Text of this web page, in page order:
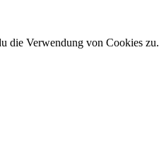
die Verwendung von Cookies zu.